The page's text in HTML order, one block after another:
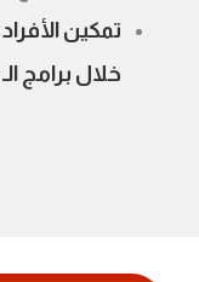
تمكين
خلال برامج الـ Affiliate والـ Dropshipping.